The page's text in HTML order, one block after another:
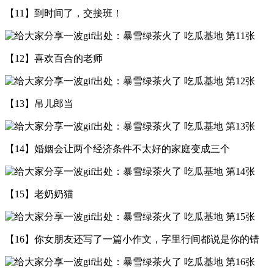
【11】到时间了，交接班！
【12】喜欢百合的老师
【13】吊儿郎当
【14】婚姻会让两个经济条件不太好的家庭变成三个
【15】老奶奶猫
【16】你女朋友还写了一篇小作文，字里行间都说是你的错